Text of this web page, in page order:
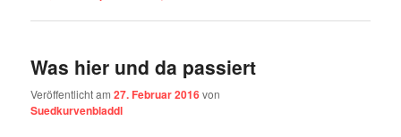
Was hier und da passiert
Veröffentlicht am27. Februar 2016von
Suedkurvenbladdl